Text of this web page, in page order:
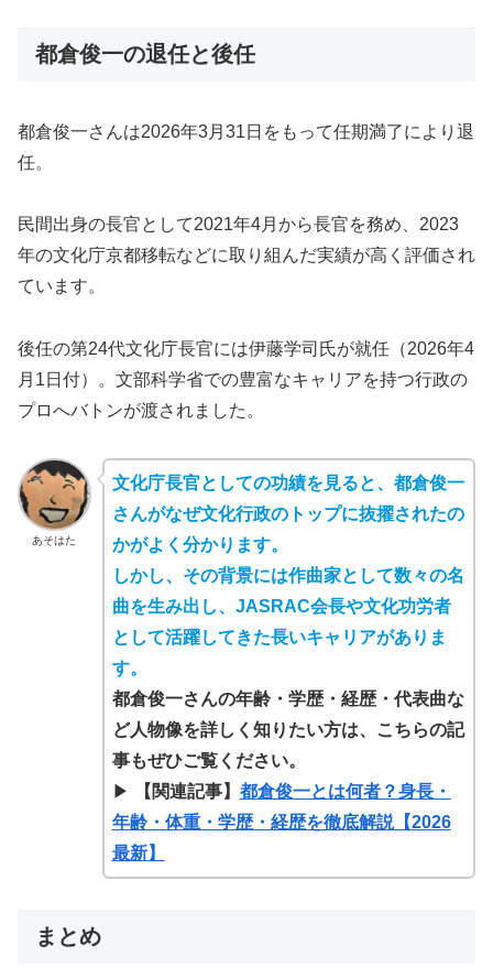
都倉俊一の退任と後任
都倉俊一さんは2026年3月31日をもって任期満了により退
任。
民間出身の長官として2021年4月から長官を務め、2023
年の文化庁京都移転などに取り組んだ実績が高く評価され
ています。
後任の第24代文化庁長官には伊藤学司氏が就任（2026年4
月1日付）。文部科学省での豊富なキャリアを持つ行政の
プロへバトンが渡されました。
あそはた
文化庁長官としての功績を見ると、都倉俊一
さんがなぜ文化行政のトップに抜擢されたの
かがよく分かります。
しかし、その背景には作曲家として数々の名
曲を生み出し、JASRAC会長や文化功労者
として活躍してきた長いキャリアがありま
す。
都倉俊一さんの年齢・学歴・経歴・代表曲な
ど人物像を詳しく知りたい方は、こちらの記
事もぜひご覧ください。
▶︎
【関連記事】 都倉俊一とは何者？身長・
年齢・体重・学歴・経歴を徹底解説【2026
最新】
まとめ